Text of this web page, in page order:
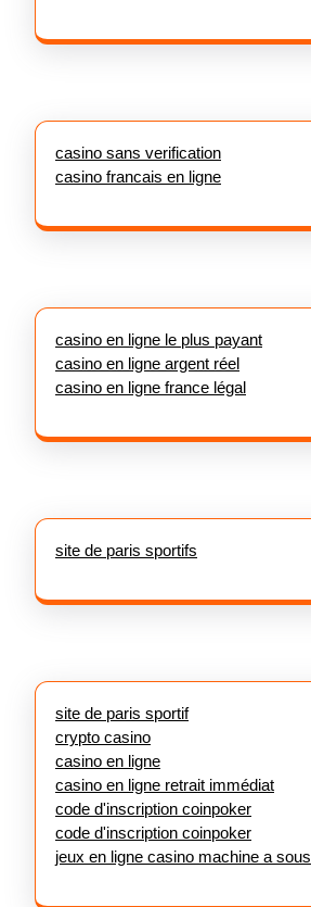
casino sans verification
casino francais en ligne
casino en ligne le plus payant
casino en ligne argent réel
casino en ligne france légal
site de paris sportifs
site de paris sportif
crypto casino
casino en ligne
casino en ligne retrait immédiat
code d'inscription coinpoker
code d'inscription coinpoker
jeux en ligne casino machine a sous